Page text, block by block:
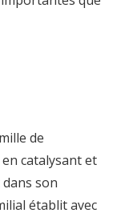
de
catalysant et
son
établit avec